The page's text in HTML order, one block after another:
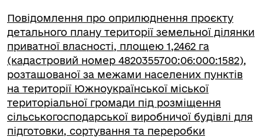
Повідомлення про оприлюднення проєкту
детального плану території земельної ділянки
приватної власності, площею 1,2462 га
(кадастровий номер 4820355700:06:000:1582),
розташованої за межами населених пунктів
на території Южноукраїнської міської
територіальної громади під розміщення
сільськогосподарської виробничої будівлі для
підготовки, сортування та переробки